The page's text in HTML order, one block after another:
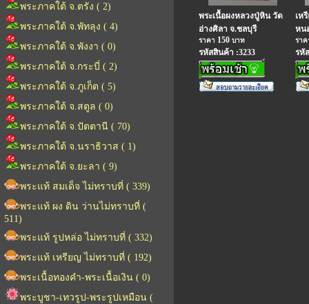
พระภาคใต้ จ.ตรัง ( 2)
พระภาคใต้ จ.พัทลุง ( 4)
พระภาคใต้ จ.พังงา ( 0)
พระภาคใต้ จ.กระบี่ ( 2)
พระภาคใต้ จ.ภูเก็ต ( 5)
พระภาคใต้ จ.สตูล ( 0)
พระภาคใต้ จ.ปัตตานี ( 70)
พระภาคใต้ จ.นราธิวาส ( 1)
พระภาคใต้ จ.ยะลา ( 9)
พระแท้ สมเด็จ ไม่ทราบที่ ( 339)
พระแท้ ผง ดิน ว่านไม่ทราบที่ (
511)
พระแท้ รูปหล่อ ไม่ทราบที่ ( 332)
พระแท้ เหรียญ ไม่ทราบที่ ( 192)
พระเนื้อทองคำ-พระเนื้อเงิน ( 0)
พระบูชา-เทวรูป-พระรูปเหมือน (
พระเนื้อผงหลวงปู่หิน วัด
อ่างศิลา จ.ชลบุรี
ราคา 150 บาท
รหัสสินค้า :3233
เห
หน
รา
รหั